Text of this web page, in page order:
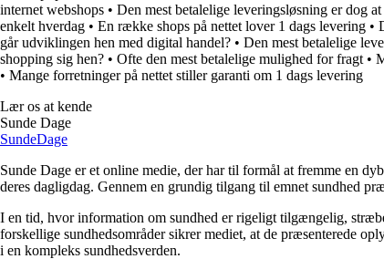
internet webshops • Den mest betalelige leveringsløsning er dog
enkelt hverdag • En række shops på nettet lover 1 dags levering •
går udviklingen hen med digital handel? • Den mest betalelige
shopping sig hen? • Ofte den mest betalelige mulighed for fragt •
• Mange forretninger på nettet stiller garanti om 1 dags levering
Lær os at kende
Sunde Dage
SundeDage
Sunde Dage er et online medie, der har til formål at fremme en
deres dagligdag. Gennem en grundig tilgang til emnet sundhed
I en tid, hvor information om sundhed er rigeligt tilgængelig,
forskellige sundhedsområder sikrer mediet, at de præsenterede
i en kompleks sundhedsverden.